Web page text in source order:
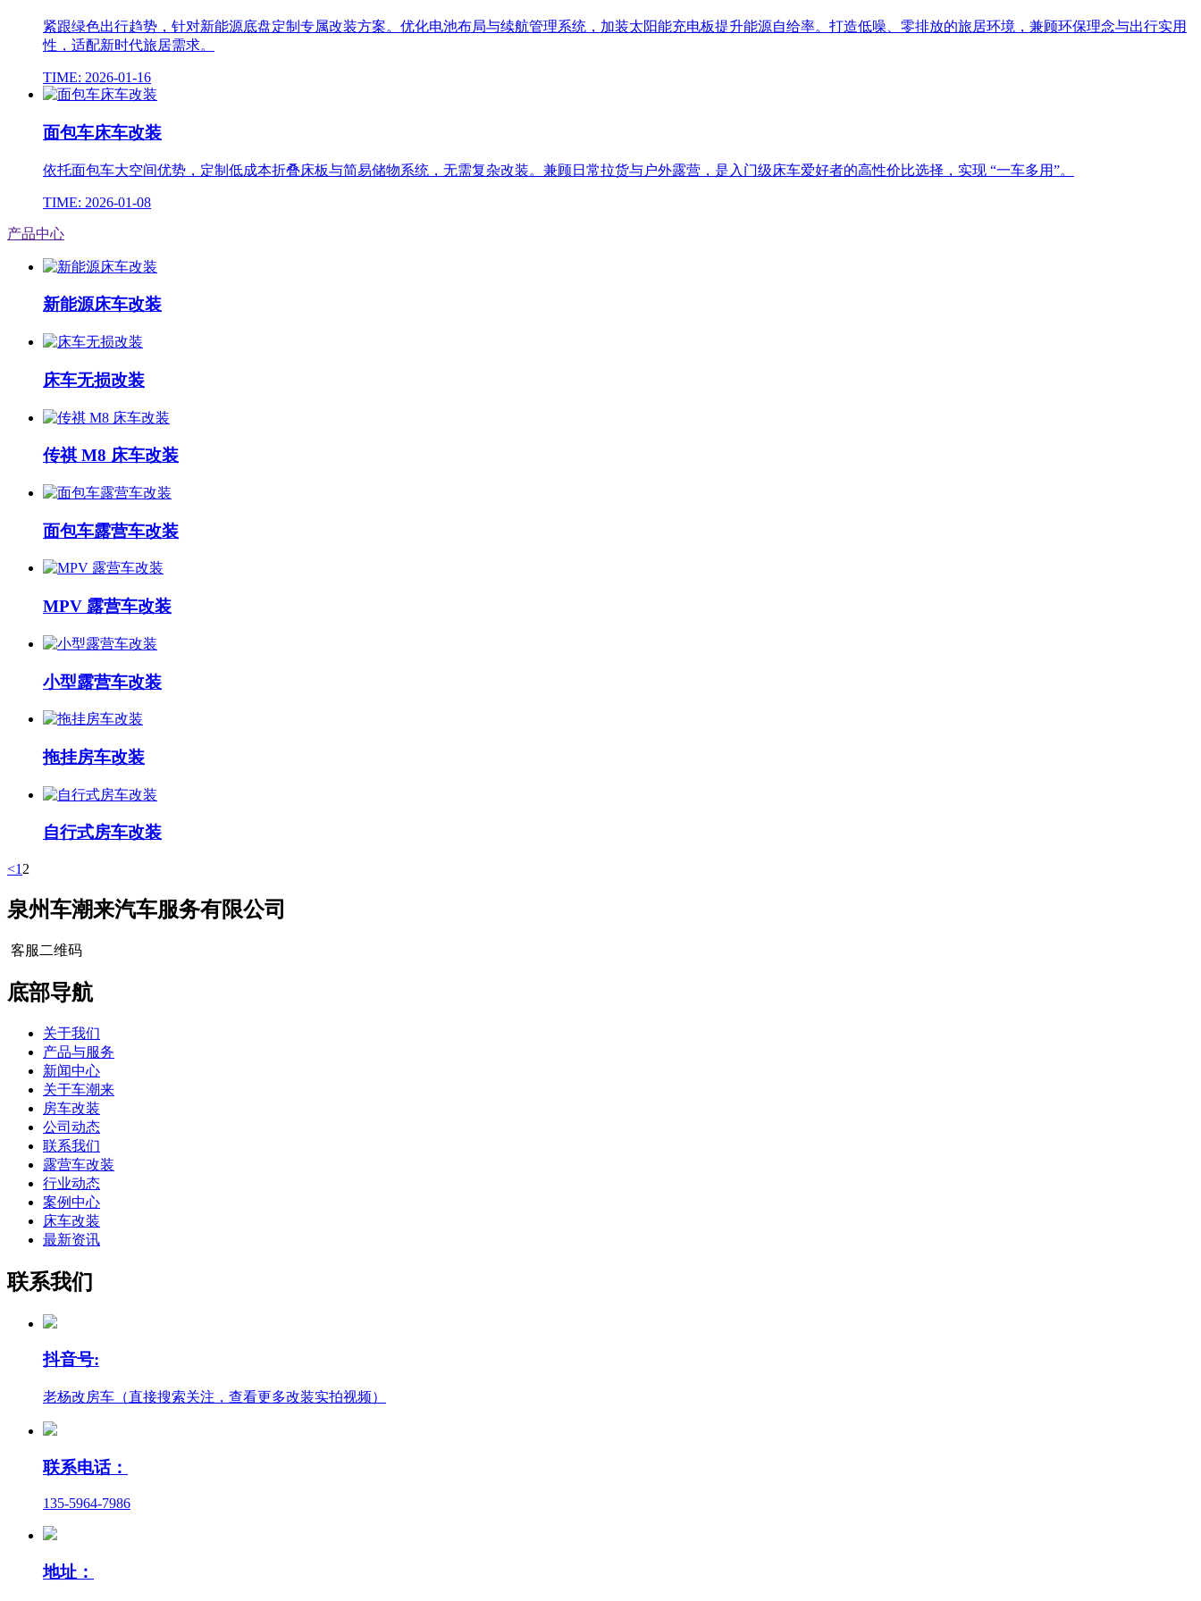
紧跟绿色出行趋势，针对新能源底盘定制专属改装方案。优化电池布局与续航管理系统，加装太阳能充电板提升能源自给率。打造低噪、零排放的旅居环境，兼顾环保理念与出行实用
性，适配新时代旅居需求。
TIME: 2026-01-16
面包车床车改装
依托面包车大空间优势，定制低成本折叠床板与简易储物系统，无需复杂改装。兼顾日常拉货与户外露营，是入门级床车爱好者的高性价比选择，实现 “一车多用”。
TIME: 2026-01-08
产品中心
新能源床车改装
床车无损改装
传祺 M8 床车改装
面包车露营车改装
MPV 露营车改装
小型露营车改装
拖挂房车改装
自行式房车改装
<1 2
泉州车潮来汽车服务有限公司
客服二维码
底部导航
关于我们
产品与服务
新闻中心
关于车潮来
房车改装
公司动态
联系我们
露营车改装
行业动态
案例中心
床车改装
最新资讯
联系我们
抖音号:
老杨改房车（直接搜索关注，查看更多改装实拍视频）
联系电话：
135-5964-7986
地址：